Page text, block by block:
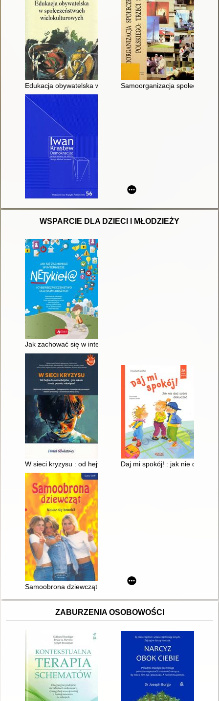
Edukacja obywatelska w społeczeństwach wielokulturowych
Samoorganizacja
WSPARCIE DLA DZIECI I MŁODZIEŻY
Jak zachować się w internecie : netykieta i
W sieci kryzysu : od hejtu do samobójstw - jak szkoła może
Daj mi spokój! : jak nie dać
Samoobrona dziewcząt : naucz się bronić!
ZABURZENIA OSOBOWOŚCI